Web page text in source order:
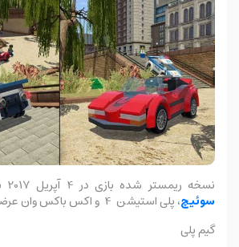
نسخه ریمستر شده بازی در 4 آپریل 2017 برای ویندوز،
سوئیچ، پلی استیشن 4 و اکس باکس وان عرضه شد.
گیم پلی